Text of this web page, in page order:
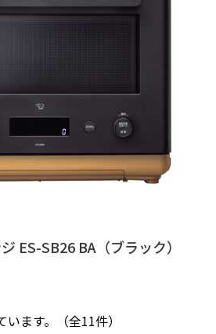
ES-SB26 BA（ブラック）
ます。（全11件）